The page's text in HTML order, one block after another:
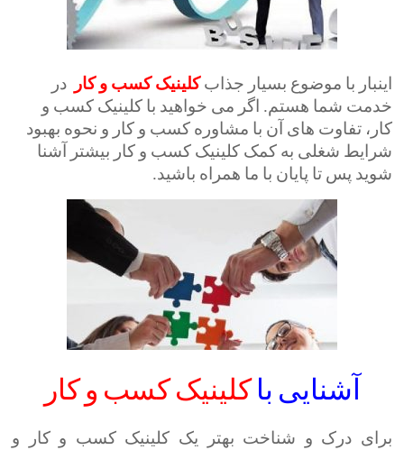
اینبار با موضوع بسیار جذابکلینیک کسب و کار
در
خدمت شما هستم. اگر می خواهید با کلینیک کسب و
کار، تفاوت های آن با مشاوره کسب و کار و نحوه بهبود
شرایط شغلی به کمک کلینیک کسب و کار بیشتر آشنا
شوید پس تا پایان با ما همراه باشید.
آشنایی باکلینیک کسب و کار
برای درک و شناخت بهتر یک کلینیک کسب و کار و